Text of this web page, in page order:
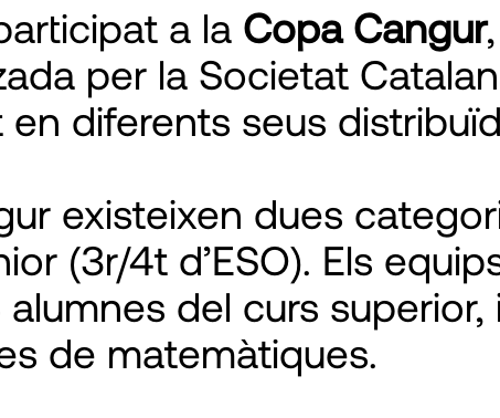
a la Copa Cangur
per la Societat
diferents seus
existeixen dues
(3r/4t d’ESO). Els
del curs
de matemàtiques.